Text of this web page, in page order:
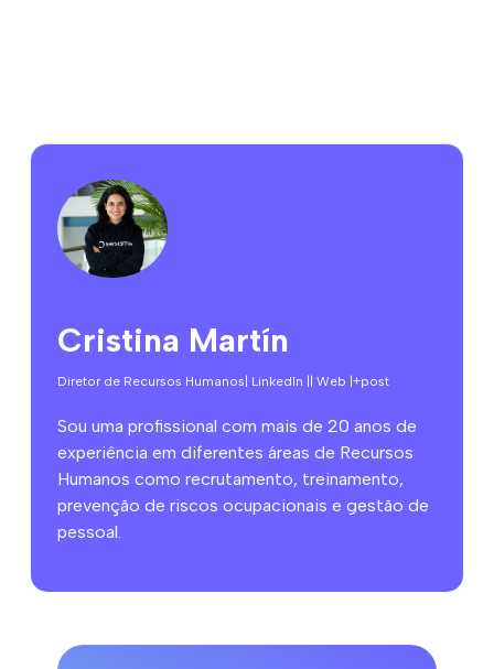
Cristina Martín
Diretor de Recursos Humanos | LinkedIn | | Web | +post
Sou uma profissional com mais de 20 anos de
experiência em diferentes áreas de Recursos
Humanos como recrutamento, treinamento,
prevenção de riscos ocupacionais e gestão de
pessoal.